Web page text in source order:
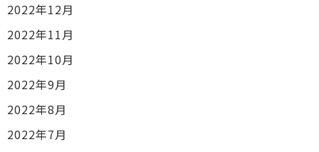
2022年12月
2022年11月
2022年10月
2022年9月
2022年8月
2022年7月